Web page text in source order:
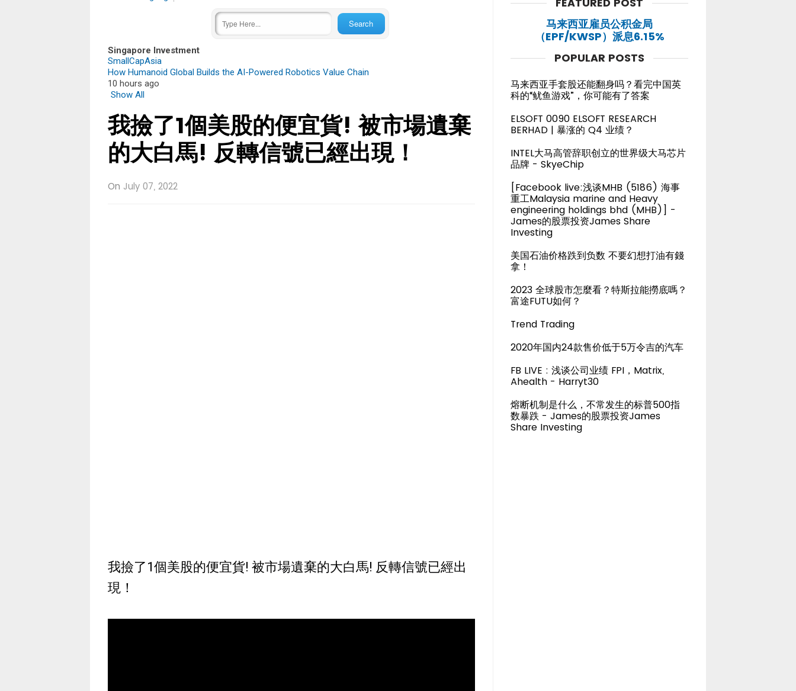
Singapore Investment
SmallCapAsia
How Humanoid Global Builds the AI-Powered Robotics Value Chain
10 hours ago
Show All
我撿了1個美股的便宜貨! 被市場遺棄
的大白馬! 反轉信號已經出現！
On July 07, 2022
我撿了1個美股的便宜貨! 被市場遺棄的大白馬! 反轉信號已經出
現！
马来西亚雇员公积金局
（EPF/KWSP）派息6.15%
POPULAR POSTS
马来西亚手套股还能翻身吗？看完中国英
科的“鱿鱼游戏”，你可能有了答案
ELSOFT 0090 ELSOFT RESEARCH
BERHAD | 暴涨的 Q4 业绩？
INTEL大马高管辞职创立的世界级大马芯片
品牌 - SkyeChip
[Facebook live:浅谈MHB (5186) 海事
重工Malaysia marine and Heavy
engineering holdings bhd (MHB)] -
James的股票投资James Share
Investing
美国石油价格跌到负数 不要幻想打油有錢
拿！
2023 全球股市怎麼看？特斯拉能撈底嗎？
富途FUTU如何？
Trend Trading
2020年国内24款售价低于5万令吉的汽车
FB LIVE : 浅谈公司业绩 FPI，Matrix,
Ahealth - Harryt30
熔断机制是什么，不常发生的标普500指
数暴跌 - James的股票投资James
Share Investing